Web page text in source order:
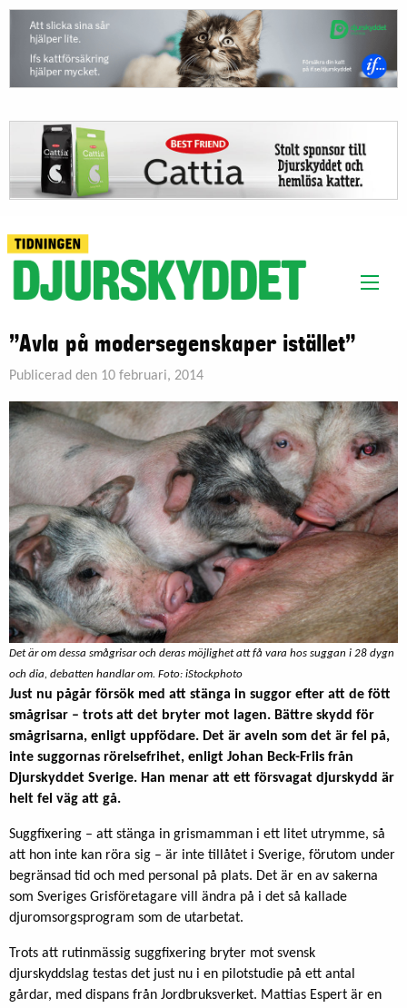
”Avla på modersegenskaper istället”
Publicerad den 10 februari, 2014
Det är om dessa smågrisar och deras möjlighet att få vara hos suggan i 28 dygn
och dia, debatten handlar om. Foto: iStockphoto
Just nu pågår försök med att stänga in suggor efter att de fött
smågrisar – trots att det bryter mot lagen. Bättre skydd för
smågrisarna, enligt uppfödare. Det är aveln som det är fel på,
inte suggornas rörelsefrihet, enligt Johan Beck-Friis från
Djurskyddet Sverige. Han menar att ett försvagat djurskydd är
helt fel väg att gå.
Suggfixering – att stänga in grismamman i ett litet utrymme, så
att hon inte kan röra sig – är inte tillåtet i Sverige, förutom under
begränsad tid och med personal på plats. Det är en av sakerna
som Sveriges Grisföretagare vill ändra på i det så kallade
djuromsorgsprogram som de utarbetat.
Trots att rutinmässig suggfixering bryter mot svensk
djurskyddslag testas det just nu i en pilotstudie på ett antal
gårdar, med dispans från Jordbruksverket. Mattias Espert är en